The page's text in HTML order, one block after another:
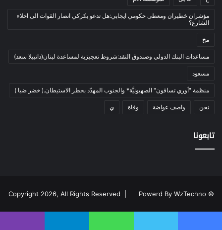
المحكمة الخاصة
بيئة
ثقافة
(1٬227)
إعلام
تربية وتعليم
فلسفة
قصة
(7)
مؤشران خطيران ومعطى حكومي ايجابي:هل تدعو بكركي انصار القوات الى اخلاء
الشارع؟
مخ
مساعدات البنك الدولي وصندوق النقد:شروط تعجيزية لمساعدة لبنان(دانييلا سعد)
مسعود
منظمة "أوري تسافون" الصهيونيَّة* والجنوب المهدّد بخطر الاستيطان.( خضر ضيا )
نحن واصف عواضة وفاة ي
تابعونا
© Copyright 2026, All Rights Reserved |
Powerd By WzTechno